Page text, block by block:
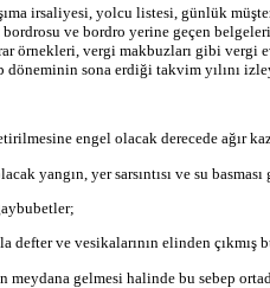
irsaliyesi, yolcu listesi, günlük
ve bordro yerine geçen
örnekleri, vergi makbuzları gibi vergi
sona erdiği takvim yılını
engel olacak derecede ağır
yangın, yer sarsıntısı ve su
defter ve vesikalarının elinden çıkmış
gelmesi halinde bu sebep